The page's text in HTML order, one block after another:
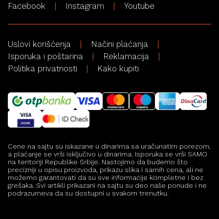
Facebook Instagram Youtube
Uslovi korišćenja
Načini plaćanja
Isporuka i poštarina
Reklamacija
Politika privatnosti
Kako kupiti
Cene na sajtu su iskazane u dinarima sa uračunatim porezom,
a plaćanje se vrši isključivo u dinarima. Isporuka se vrši SAMO
na teritoriji Republike Srbije. Nastojimo da budemo što
precizniji u opisu proizvoda, prikazu slika i samih cena, ali ne
možemo garantovati da su sve informacije kompletne i bez
grešaka. Svi artikli prikazani na sajtu su deo naše ponude i ne
podrazumeva da su dostupni u svakom trenutku.